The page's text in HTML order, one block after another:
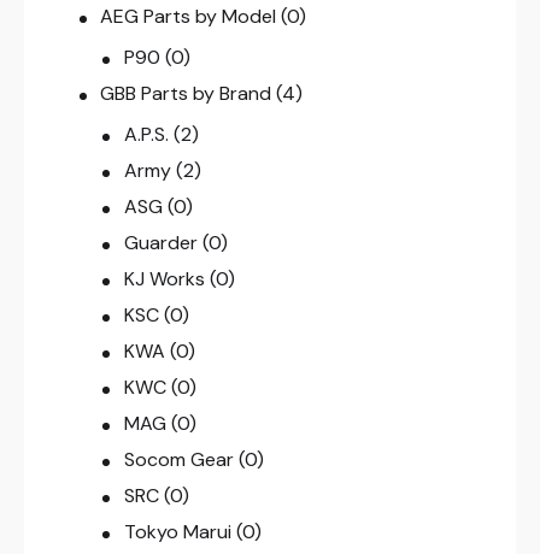
AEG Parts by Model (0)
P90 (0)
GBB Parts by Brand (4)
A.P.S. (2)
Army (2)
ASG (0)
Guarder (0)
KJ Works (0)
KSC (0)
KWA (0)
KWC (0)
MAG (0)
Socom Gear (0)
SRC (0)
Tokyo Marui (0)